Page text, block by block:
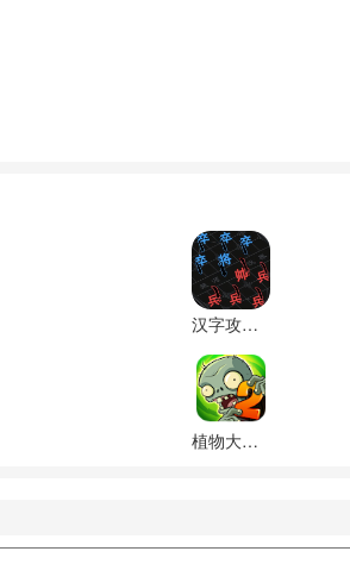
汉字攻防战内置修改器版下载
植物大战僵尸2(Plants vs Zombies 2)内购破解版